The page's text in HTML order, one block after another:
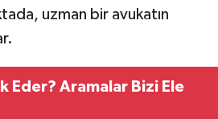
uzman bir avukatın
Eder? Aramalar Bizi Ele